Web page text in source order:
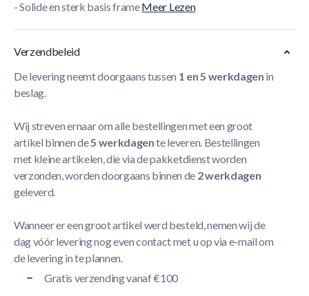
- Solide en sterk basis frameMeer Lezen
Verzendbeleid
De levering neemt doorgaans tussen 1 en 5 werkdagen in
beslag.
Wij streven ernaar om alle bestellingen met een groot
artikel binnen de5 werkdagente leveren. Bestellingen
met kleine artikelen, die via de pakketdienst worden
verzonden, worden doorgaans binnen de 2 werkdagen
geleverd.
Wanneer er een groot artikel werd besteld, nemen wij de
dag vóór levering nog even contact met u op via e-mail om
de levering in te plannen.
Gratis verzending vanaf €100